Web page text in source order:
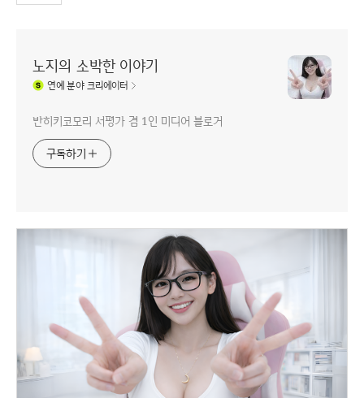
노지의 소박한 이야기
연예분야 크리에이터
반히키코모리 서평가 겸 1인 미디어 블로거
구독하기